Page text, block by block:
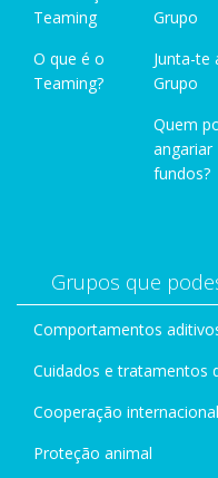
Teaming
O que é o
Teaming?
Grupo
Junta-te
Grupo
Quem
angariar
fundos?
Grupos que
Comportamentos
Cuidados e tratamentos
Cooperação internacional
Proteção animal